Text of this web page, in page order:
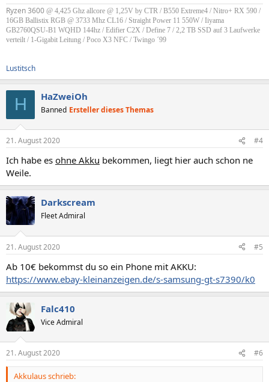
Ryzen 3600 @ 4,425 Ghz allcore @ 1,25V by CTR / B550 Extreme4 / Nitro+ RX 590 /
16GB Ballistix RGB @ 3733 Mhz CL16 / Straight Power 11 550W / Iiyama
GB2760QSU-B1 WQHD 144hz / Edifier C2X / Define 7 / 2,2 TB SSD auf 3 Laufwerke
verteilt / 1-Gigabit Leitung / Poco X3 NFC / Twingo ´99
Lustitsch
H HaZweiOh
Banned Ersteller dieses Themas
21. August 2020 #4
Ich habe es ohne Akku bekommen, liegt hier auch schon ne
Weile.
Darkscream
Fleet Admiral
21. August 2020 #5
Ab 10€ bekommst du so ein Phone mit AKKU:
https://www.ebay-kleinanzeigen.de/s-samsung-gt-s7390/k0
Falc410
Vice Admiral
21. August 2020 #6
Akkulaus schrieb: